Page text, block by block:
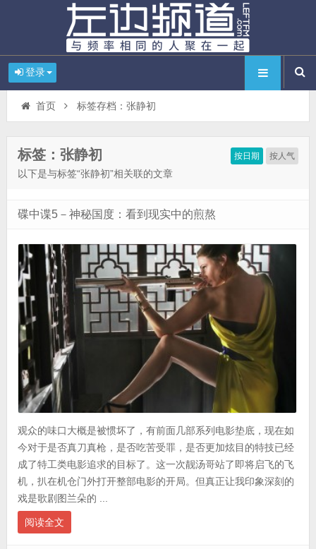
登录
首页 标签存档：张静初
按日期 按人气
标签：张静初
以下是与标签“张静初”相关联的文章
碟中谍5－神秘国度：看到现实中的煎熬
观众的味口大概是被惯坏了，有前面几部系列电影垫底，现在如
今对于是否真刀真枪，是否吃苦受罪，是否更加炫目的特技已经
成了特工类电影追求的目标了。这一次靓汤哥站了即将启飞的飞
机，扒在机仓门外打开整部电影的开局。但真正让我印象深刻的
戏是歌剧图兰朵的 ...
阅读全文